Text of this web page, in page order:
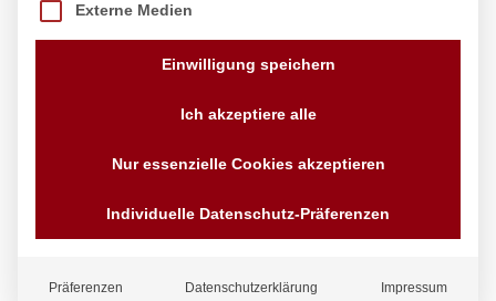
Externe Medien
Einwilligung speichern
Ich akzeptiere alle
Nur essenzielle Cookies akzeptieren
Individuelle Datenschutz-Präferenzen
Präferenzen Datenschutzerklärung Impressum